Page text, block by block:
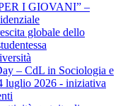
I GIOVANI” –
globale dello
– CdL in Sociologia e
luglio 2026 - iniziativa